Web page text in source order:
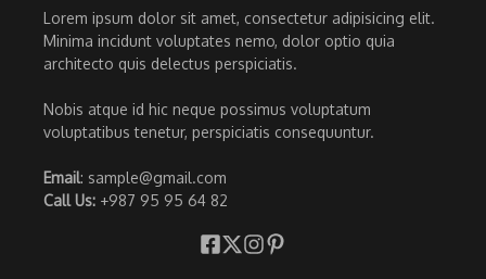
Lorem ipsum dolor sit amet, consectetur adipisicing elit.
Minima incidunt voluptates nemo, dolor optio quia
architecto quis delectus perspiciatis.
Nobis atque id hic neque possimus voluptatum
voluptatibus tenetur, perspiciatis consequuntur.
Email: sample@gmail.com
Call Us: +987 95 95 64 82